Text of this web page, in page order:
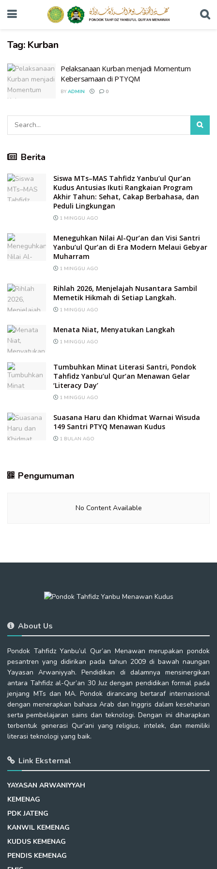
Tag: Kurban
Pelaksanaan Kurban menjadi Momentum
Kebersamaan di PTYQM
BY ADMIN 0
Berita
Siswa MTs–MAS Tahfidz Yanbu’ul Qur’an
Kudus Antusias Ikuti Rangkaian Program
Akhir Tahun: Sehat, Cakap Berbahasa, dan
Peduli Lingkungan
1 MINGGU AGO
Meneguhkan Nilai Al-Qur’an dan Visi Santri
Yanbu’ul Qur’an di Era Modern Melaui Gebyar
Muharram
1 MINGGU AGO
Rihlah 2026, Menjelajah Nusantara Sambil
Memetik Hikmah di Setiap Langkah.
1 MINGGU AGO
Menata Niat, Menyatukan Langkah
1 MINGGU AGO
Tumbuhkan Minat Literasi Santri, Pondok
Tahfidz Yanbu’ul Qur’an Menawan Gelar
‘Literacy Day’
1 MINGGU AGO
Suasana Haru dan Khidmat Warnai Wisuda
149 Santri PTYQ Menawan Kudus
1 BULAN AGO
Pengumuman
No Content Available
About Us
Pondok Tahfidz Yanbu’ul Qur’an Menawan merupakan pondok
pesantren yang didirikan pada tahun 2009 di bawah naungan
Yayasan Arwaniyyah. Pendidikan di dalamnya mensinergikan
antara Tahfidz al-Qur’an 30 Juz dengan pendidikan formal pada
jenjang MTs dan MA. Pondok dirancang bertaraf internasional
dengan menerapkan bahasa Arab dan Inggris dalam keseharian
serta pembelajaran sains dan teknologi. Dengan ini diharapkan
terbentuk generasi Qur’ani yang religius, intelek, dan memiliki
literasi teknologi yang baik.
Link Eksternal
YAYASAN ARWANIYYAH
KEMENAG
PDK JATENG
KANWIL KEMENAG
KUDUS KEMENAG
PENDIS KEMENAG